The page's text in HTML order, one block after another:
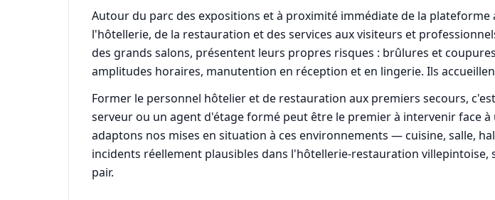
Autour du parc des expositions et à proximité immédiate de la
l'hôtellerie, de la restauration et des services aux visiteurs et
des grands salons, présentent leurs propres risques : brûlures et
amplitudes horaires, manutention en réception et en lingerie. Ils
Former le personnel hôtelier et de restauration aux premiers secours,
serveur ou un agent d'étage formé peut être le premier à intervenir face
adaptons nos mises en situation à ces environnements — cuisine, salle,
incidents réellement plausibles dans l'hôtellerie-restauration
pair.